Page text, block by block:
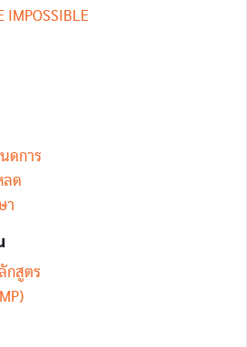
IMPOSSIBLE
ดการ
ลด
า
กสูตร